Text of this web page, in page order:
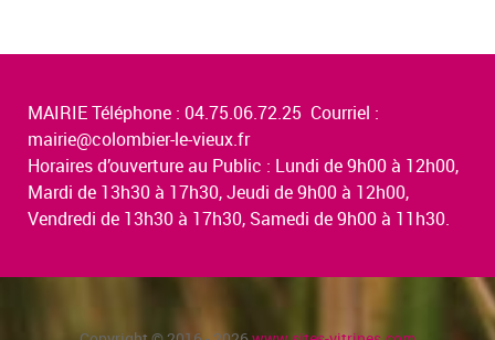
MAIRIE Téléphone : 04.75.06.72.25 Courriel :
mairie@colombier-le-vieux.fr
Horaires d’ouverture au Public : Lundi de 9h00 à 12h00,
Mardi de 13h30 à 17h30, Jeudi de 9h00 à 12h00,
Vendredi de 13h30 à 17h30, Samedi de 9h00 à 11h30.